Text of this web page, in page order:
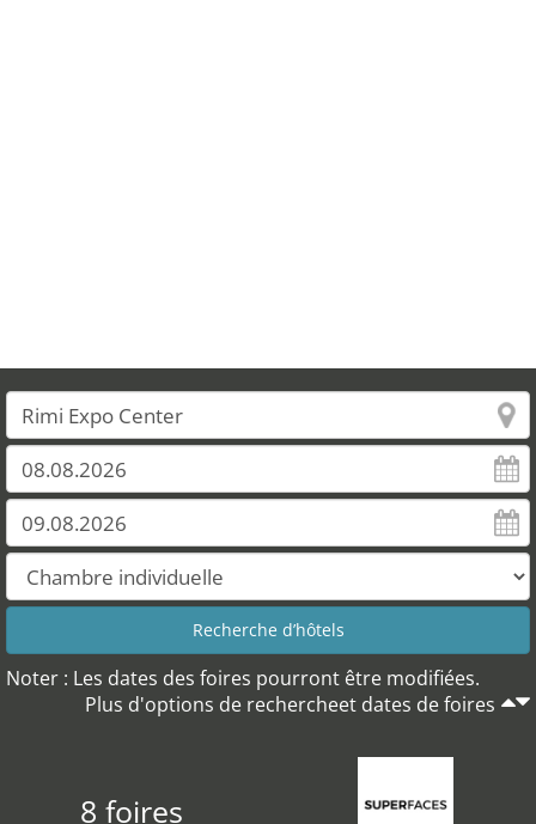
Noter : Les dates des foires pourront être modifiées.
Plus d'options de rechercheet dates de foires
8 foires